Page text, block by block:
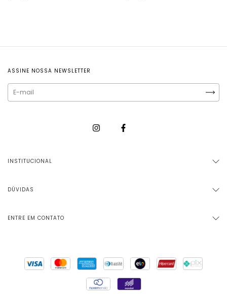
ASSINE NOSSA NEWSLETTER
INSTITUCIONAL
DÚVIDAS
ENTRE EM CONTATO